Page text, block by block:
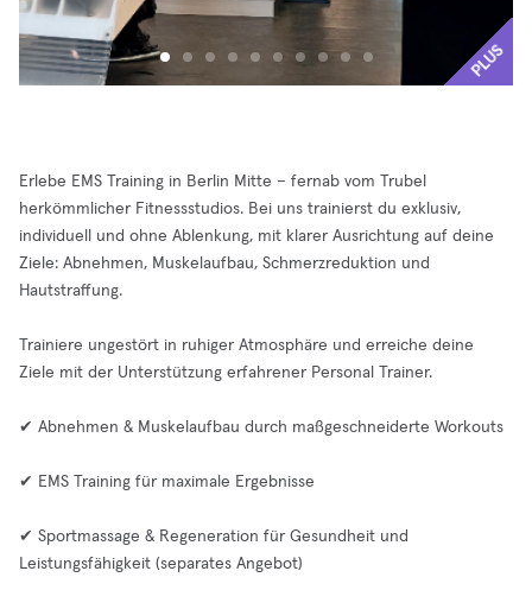
PLUS
Erlebe EMS Training in Berlin Mitte – fernab vom Trubel
herkömmlicher Fitnessstudios. Bei uns trainierst du exklusiv,
individuell und ohne Ablenkung, mit klarer Ausrichtung auf deine
Ziele: Abnehmen, Muskelaufbau, Schmerzreduktion und
Hautstraffung.
Trainiere ungestört in ruhiger Atmosphäre und erreiche deine
Ziele mit der Unterstützung erfahrener Personal Trainer.
✔ Abnehmen & Muskelaufbau durch maßgeschneiderte Workouts
✔ EMS Training für maximale Ergebnisse
✔ Sportmassage & Regeneration für Gesundheit und
Leistungsfähigkeit (separates Angebot)